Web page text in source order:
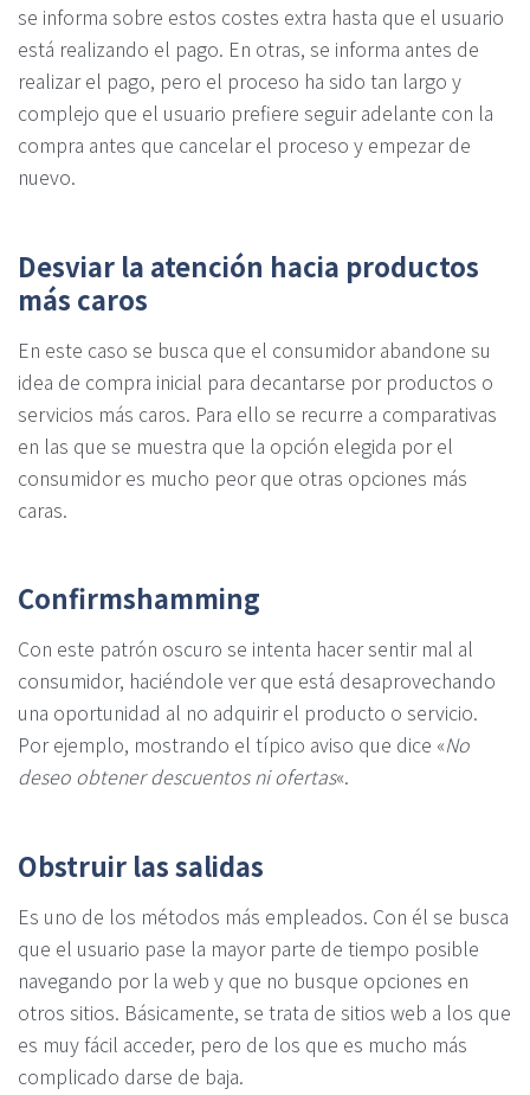
se informa sobre estos costes extra hasta que el usuario
está realizando el pago. En otras, se informa antes de
realizar el pago, pero el proceso ha sido tan largo y
complejo que el usuario prefiere seguir adelante con la
compra antes que cancelar el proceso y empezar de
nuevo.
Desviar la atención hacia productos
más caros
En este caso se busca que el consumidor abandone su
idea de compra inicial para decantarse por productos o
servicios más caros. Para ello se recurre a comparativas
en las que se muestra que la opción elegida por el
consumidor es mucho peor que otras opciones más
caras.
Confirmshamming
Con este patrón oscuro se intenta hacer sentir mal al
consumidor, haciéndole ver que está desaprovechando
una oportunidad al no adquirir el producto o servicio.
Por ejemplo, mostrando el típico aviso que dice «No
deseo obtener descuentos ni ofertas«.
Obstruir las salidas
Es uno de los métodos más empleados. Con él se busca
que el usuario pase la mayor parte de tiempo posible
navegando por la web y que no busque opciones en
otros sitios. Básicamente, se trata de sitios web a los que
es muy fácil acceder, pero de los que es mucho más
complicado darse de baja.